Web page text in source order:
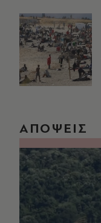
ΑΠΟΨΕΙΣ